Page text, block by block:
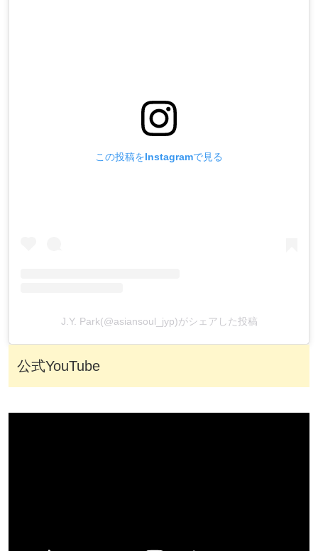
この投稿をInstagramで見る
J.Y. Park(@asiansoul_jyp)がシェアした投稿
公式YouTube